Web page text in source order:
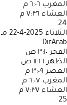
المغرب ٦:٠٦ م
العشاء ٧:٣٦ م
24
الثلاثاء 2025-4-22 مـ
DirArab
الفجر ٣:١٠ ص
الظهر ١١:٢٦ ص
العصر ٣:٠٩ م
المغرب ٦:٠٧ م
العشاء ٧:٣٧ م
25